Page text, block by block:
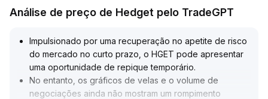
Análise de preço de Hedget pelo TradeGPT
Impulsionado por uma recuperação no apetite de risco
do mercado no curto prazo, o HGET pode apresentar
uma oportunidade de repique temporário.
No entanto, os gráficos de velas e o volume de
negociações ainda não mostram um rompimento